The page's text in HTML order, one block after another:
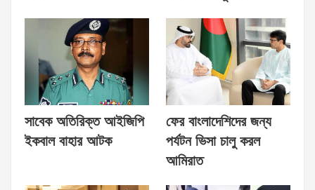
সাবেক অতিরিক্ত আইজিপি
ইকবাল বাহার আটক
ফের বাংলাদেশিদের জন্য
পর্যটন ভিসা চালু করল
আমিরাত